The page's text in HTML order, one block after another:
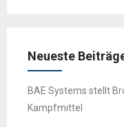
Neueste
BAE Systems stellt
Kampfmittel